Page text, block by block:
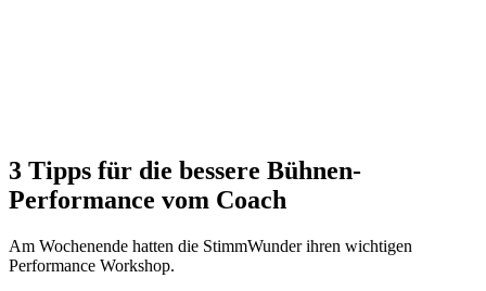
3 Tipps für die bessere Bühnen-
Performance vom Coach
Am Wochenende hatten die StimmWunder ihren wichtigen
Performance Workshop.